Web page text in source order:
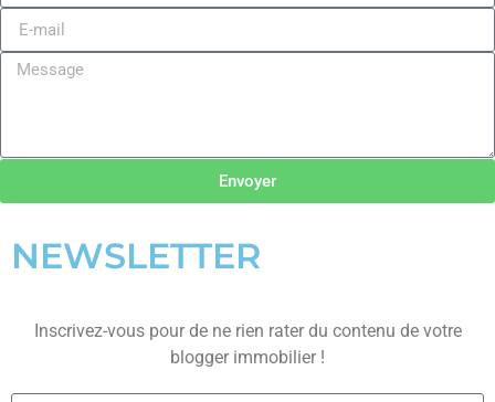
Envoyer
NEWSLETTER
Inscrivez-vous pour de ne rien rater du contenu de votre
blogger immobilier !